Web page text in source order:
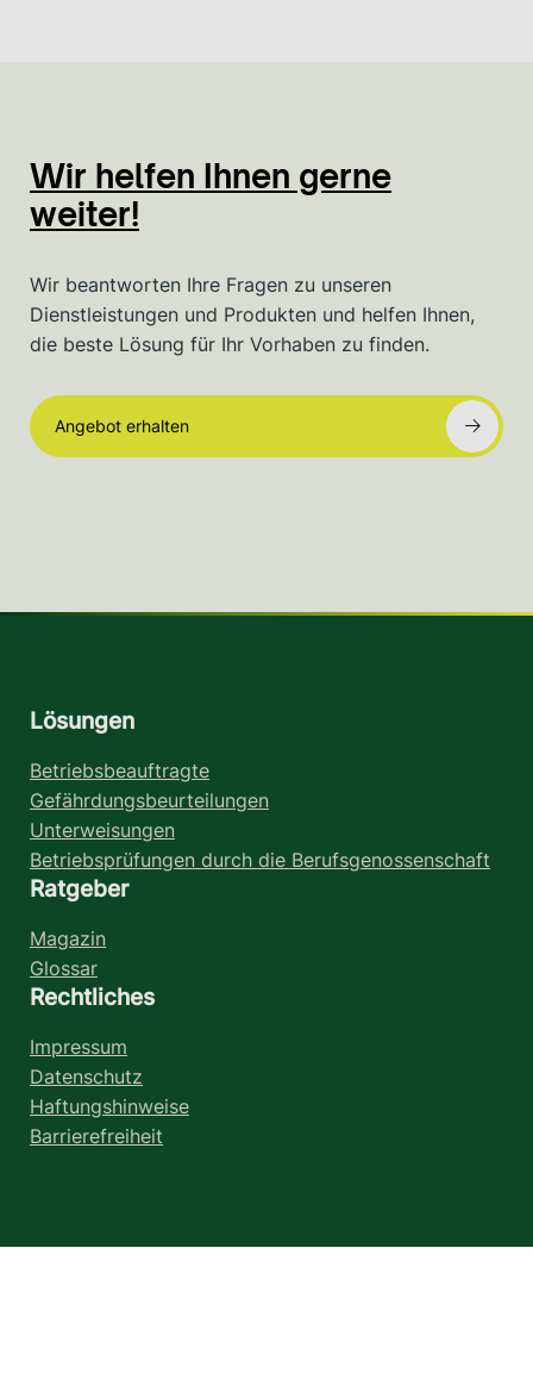
Wir helfen Ihnen gerne
weiter!
Wir beantworten Ihre Fragen zu unseren
Dienstleistungen und Produkten und helfen Ihnen,
die beste Lösung für Ihr Vorhaben zu finden.
Angebot erhalten
Lösungen
Betriebsbeauftragte
Gefährdungsbeurteilungen
Unterweisungen
Betriebsprüfungen durch die Berufsgenossenschaft
Ratgeber
Magazin
Glossar
Rechtliches
Impressum
Datenschutz
Haftungshinweise
Barrierefreiheit